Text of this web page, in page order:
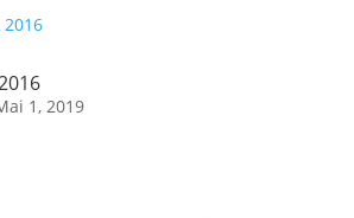
1, 2019